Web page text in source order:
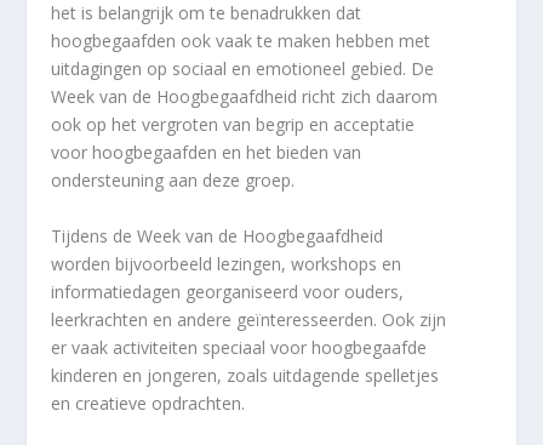
het is belangrijk om te benadrukken dat
hoogbegaafden ook vaak te maken hebben met
uitdagingen op sociaal en emotioneel gebied. De
Week van de Hoogbegaafdheid richt zich daarom
ook op het vergroten van begrip en acceptatie
voor hoogbegaafden en het bieden van
ondersteuning aan deze groep.
Tijdens de Week van de Hoogbegaafdheid
worden bijvoorbeeld lezingen, workshops en
informatiedagen georganiseerd voor ouders,
leerkrachten en andere geïnteresseerden. Ook zijn
er vaak activiteiten speciaal voor hoogbegaafde
kinderen en jongeren, zoals uitdagende spelletjes
en creatieve opdrachten.